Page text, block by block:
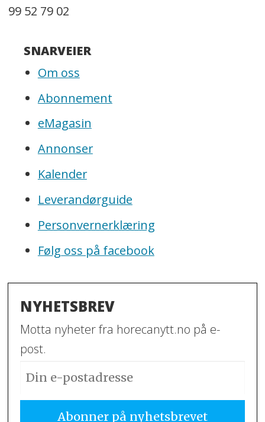
99 52 79 02
SNARVEIER
Om oss
Abonnement
eMagasin
Annonser
Kalender
Leverandørguide
Personvernerklæring
Følg oss på facebook
NYHETSBREV
Motta nyheter fra horecanytt.no på e-
post.